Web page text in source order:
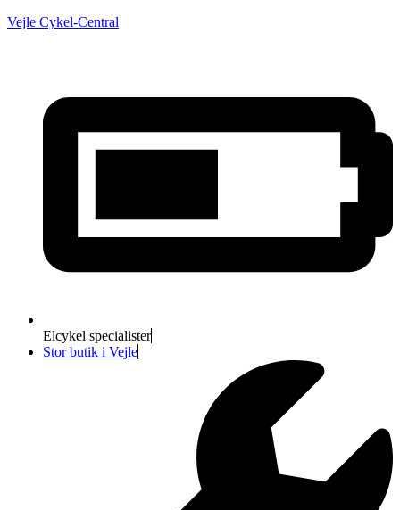
Vejle Cykel-Central
Elcykel specialister
Stor butik i Vejle